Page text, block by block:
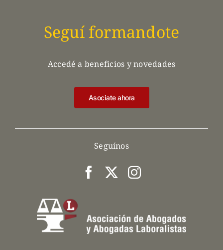
Seguínos
Seguí formandote
Accedé a beneficios y novedades
Asociate ahora